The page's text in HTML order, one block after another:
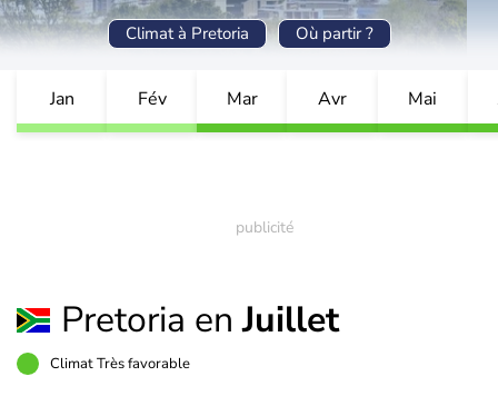
Climat à Pretoria Où partir ?
Jan Fév Mar Avr Mai
Pretoria enJuillet
Climat Très favorable